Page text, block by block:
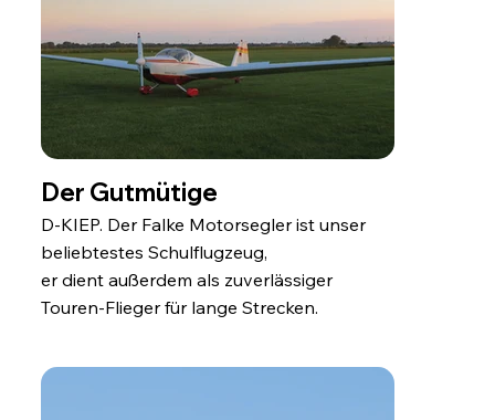
Der Gutmütige
D-KIEP. Der Falke Motorsegler ist unser
beliebtestes Schulflugzeug,
er dient außerdem als zuverlässiger
Touren-Flieger für lange Strecken.